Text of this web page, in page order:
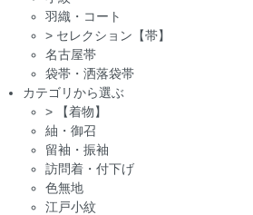
羽織・コート
> セレクション【帯】
名古屋帯
袋帯・洒落袋帯
カテゴリから選ぶ
>
【着物】
紬・御召
留袖・振袖
訪問着・付下げ
色無地
江戸小紋